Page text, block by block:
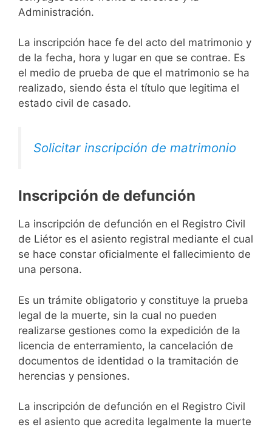
Administración.
La inscripción hace fe del acto del matrimonio y
de la fecha, hora y lugar en que se contrae. Es
el medio de prueba de que el matrimonio se ha
realizado, siendo ésta el título que legitima el
estado civil de casado.
Solicitar inscripción de matrimonio
Inscripción de defunción
La inscripción de defunción en el Registro Civil
de Liétor es el asiento registral mediante el cual
se hace constar oficialmente el fallecimiento de
una persona.
Es un trámite obligatorio y constituye la prueba
legal de la muerte, sin la cual no pueden
realizarse gestiones como la expedición de la
licencia de enterramiento, la cancelación de
documentos de identidad o la tramitación de
herencias y pensiones.
La inscripción de defunción en el Registro Civil
es el asiento que acredita legalmente la muerte